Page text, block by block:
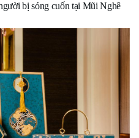
bị sóng cuốn tại Mũi Nghê